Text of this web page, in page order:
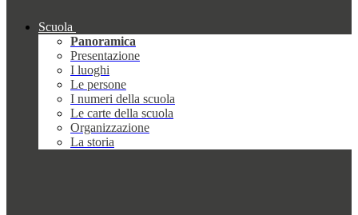
Scuola
Panoramica
Presentazione
I luoghi
Le persone
I numeri della scuola
Le carte della scuola
Organizzazione
La storia